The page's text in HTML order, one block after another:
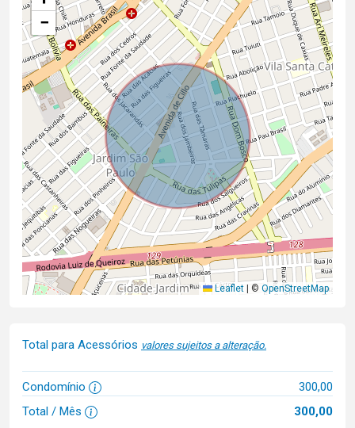
−
Leaflet © OpenStreetMap
Total para Acessórios valores sujeitos a alteração.
Condomínio
300,00
Total / Mês
300,00